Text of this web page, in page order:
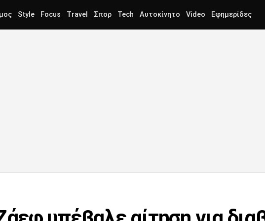
Style Focus Travel Σπορ Tech Αυτοκίνητο Video Εφημερίδες